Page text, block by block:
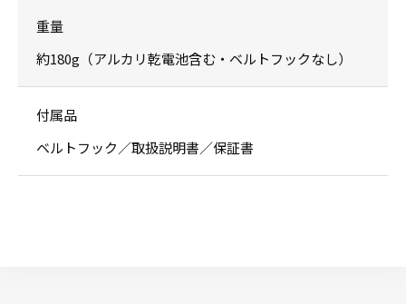
重量
約180g（アルカリ乾電池含む・ベルトフックなし）
付属品
ベルトフック／取扱説明書／保証書